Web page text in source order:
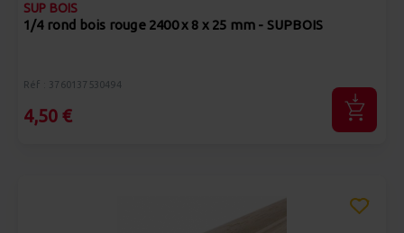
SUP BOIS
1/4 rond bois rouge 2400 x 8 x 25 mm - SUPBOIS
Réf : 3760137530494
4,50 €